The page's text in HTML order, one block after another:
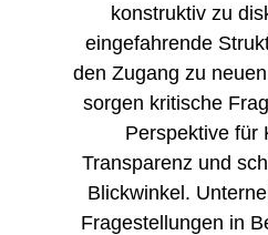
konstruktiv zu
eingefahrende
den Zugang zu
sorgen kritische
Perspektive für
Transparenz und
Blickwinkel.
Fragestellungen in